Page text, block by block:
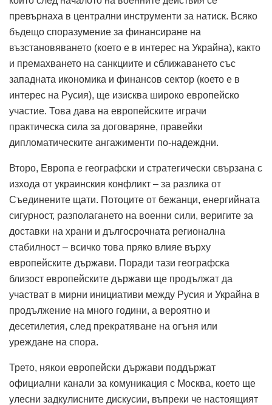
превърнаха в централни инструменти за натиск. Всяко
бъдещо споразумение за финансиране на
възстановяването (което е в интерес на Украйна), както
и премахването на санкциите и сближаването със
западната икономика и финансов сектор (което е в
интерес на Русия), ще изисква широко европейско
участие. Това дава на европейските играчи
практическа сила за договаряне, правейки
дипломатическите ангажименти по-надеждни.
Второ, Европа е географски и стратегически свързана с
изхода от украинския конфликт – за разлика от
Съединените щати. Потоците от бежанци, енергийната
сигурност, разполагането на военни сили, веригите за
доставки на храни и дългосрочната регионална
стабилност – всичко това пряко влияе върху
европейските държави. Поради тази географска
близост европейските държави ще продължат да
участват в мирни инициативи между Русия и Украйна в
продължение на много години, а вероятно и
десетилетия, след прекратяване на огъня или
уреждане на спора.
Трето, някои европейски държави поддържат
официални канали за комуникация с Москва, което ще
улесни задкулисните дискусии, въпреки че настоящият